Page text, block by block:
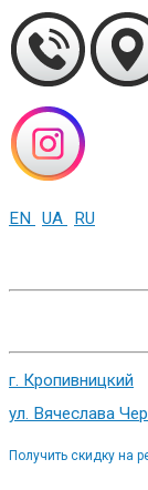
EN UA RU
г. Кропивницкий
ул. Вячеслава
Получить скидку на